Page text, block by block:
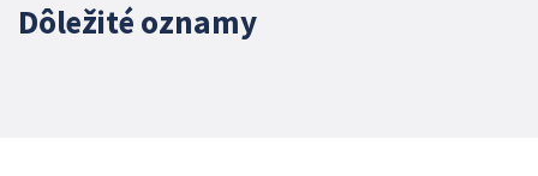
Dôležité oznamy